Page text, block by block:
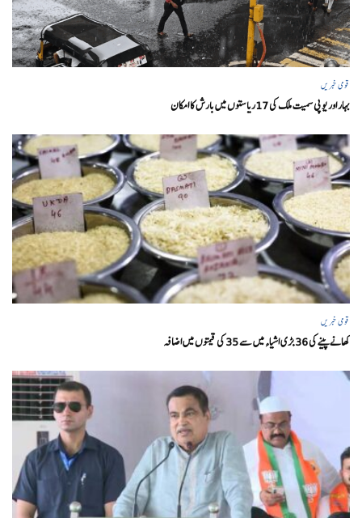
قومی خبریں
بہار اور یو پی سمیت ملک کی 17ریاستوں میں بارش کا امکان
قومی خبریں
کھانے پینے کی 36 بڑی اشیاء میں سے 35 کی قیمتوں میں اضافہ